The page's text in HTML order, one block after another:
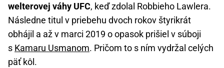
welterovej váhy UFC, keď zdolal Robbieho Lawlera.
Následne titul v priebehu dvoch rokov štyrikrát
obhájil a až v marci 2019 o opasok prišiel v súboji
s Kamaru Usmanom. Pričom to s ním vydržal celých
päť kôl.